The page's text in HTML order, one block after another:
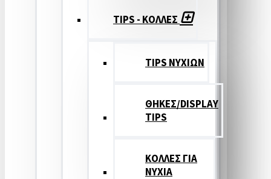
TIPS - ΚΟΛΛΕΣ
TIPS ΝΥΧΙΩΝ
ΘΗΚΕΣ/DISPLAY
TIPS
ΚΟΛΛΕΣ ΓΙΑ
ΝΥΧΙΑ